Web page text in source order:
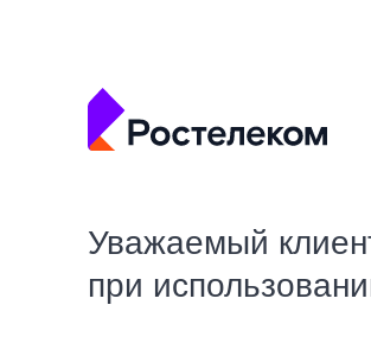
Уважаемый
при